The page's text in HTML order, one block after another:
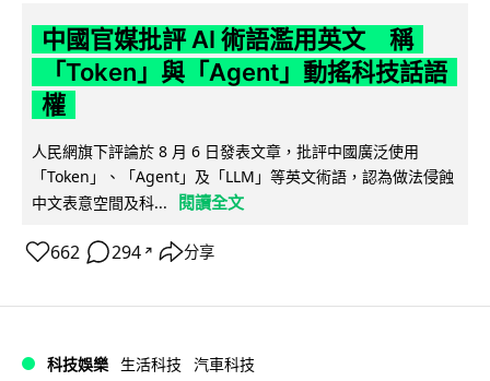
中國官媒批評 AI 術語濫用英文 稱
「Token」與「Agent」動搖科技話語
權
人民網旗下評論於 8 月 6 日發表文章，批評中國廣泛使用
「Token」、「Agent」及「LLM」等英文術語，認為做法侵蝕
中文表意空間及科...
閱讀全文
662 294 ↗ 分享
科技娛樂 生活科技 汽車科技